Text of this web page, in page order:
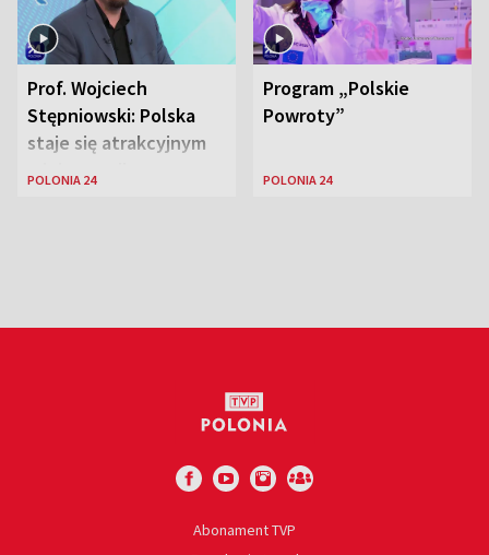
Prof. Wojciech
Stępniowski: Polska
staje się atrakcyjnym
miejscem dla
POLONIA 24
Program „Polskie
Powroty”
POLONIA 24
Abonament TVP